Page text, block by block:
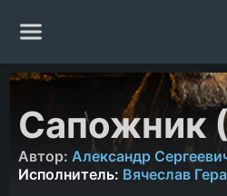
Главная
Жанры
Сапожник
Автор: Александр
Исполнитель: Вячеслав